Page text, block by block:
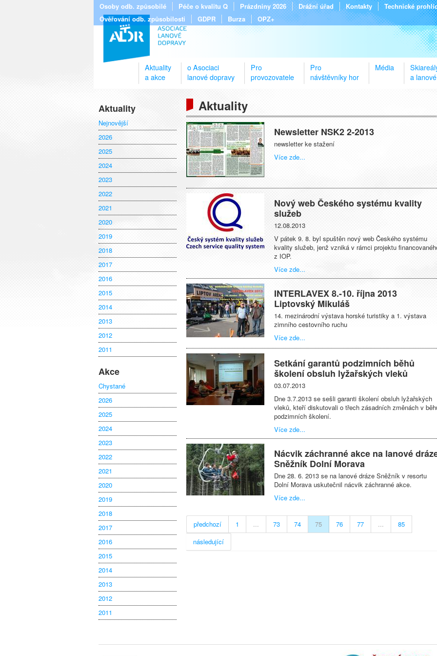
Osoby odb. způsobilé Péče o kvalitu Q Prázdniny 2026 Drážní úřad Kontakty
Technické
Ověřování odb. způsobilosti
GDPR Burza OPZ+
Aktuality
a akce
o Asociaci
lanové dopravy
Pro
provozovatele
Pro
návštěvníky hor
Média
a
Aktuality
Nejnovější
2026
2025
2024
2023
2022
2021
2020
2019
2018
2017
2016
2015
2014
2013
2012
2011
Akce
Chystané
2026
2025
2024
2023
2022
2021
2020
2019
2018
2017
2016
2015
2014
2013
2012
2011
Aktuality
Newsletter NSK2 2-2013
newsletter ke stažení
Více zde...
Nový web Českého systému kvality
služeb
12.08.2013
V pátek 9. 8. byl spuštěn nový web Českého systému
kvality služeb, jenž vzniká v rámci projektu
z IOP.
Více zde...
INTERLAVEX 8.-10. října 2013
Liptovský Mikuláš
14. mezinárodní výstava horské turistiky a 1. výstava
zimního cestovního ruchu
Více zde...
Setkání garantů podzimních běhů
školení obsluh lyžařských vleků
03.07.2013
Dne 3.7.2013 se sešli garanti školení obsluh lyžařských
vleků, kteří diskutovali o třech zásadních změnách v
podzimních školení.
Více zde...
Nácvik záchranné akce na lanové
Sněžník Dolní Morava
Dne 28. 6. 2013 se na lanové dráze Sněžník v resortu
Dolní Morava uskutečnil nácvik záchranné akce.
Více zde...
předchozí 1 ... 73 74 75 76 77 ...
85
následující